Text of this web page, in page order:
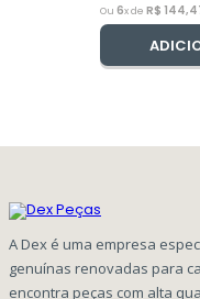
Ou 6x de R$ 144,
A Dex é uma empresa
genuínas renovadas para
encontra peças com alta